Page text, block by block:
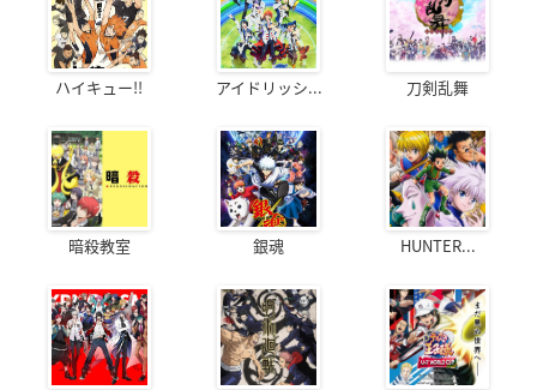
ハイキュー!! アイドリッシ... 刀剣乱舞
暗殺教室 銀魂 HUNTER...